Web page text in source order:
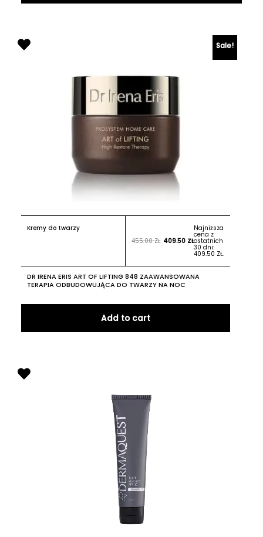
Sale!
Kremy do twarzy
455.00ZŁ 409.50 ZŁ
Najniższa
cena z
ostatnich
30 dni:
409.50 ZŁ.
DR IRENA ERIS ART OF LIFTING 848 ZAAWANSOWANA
TERAPIA ODBUDOWUJĄCA DO TWARZY NA NOC
Add to cart